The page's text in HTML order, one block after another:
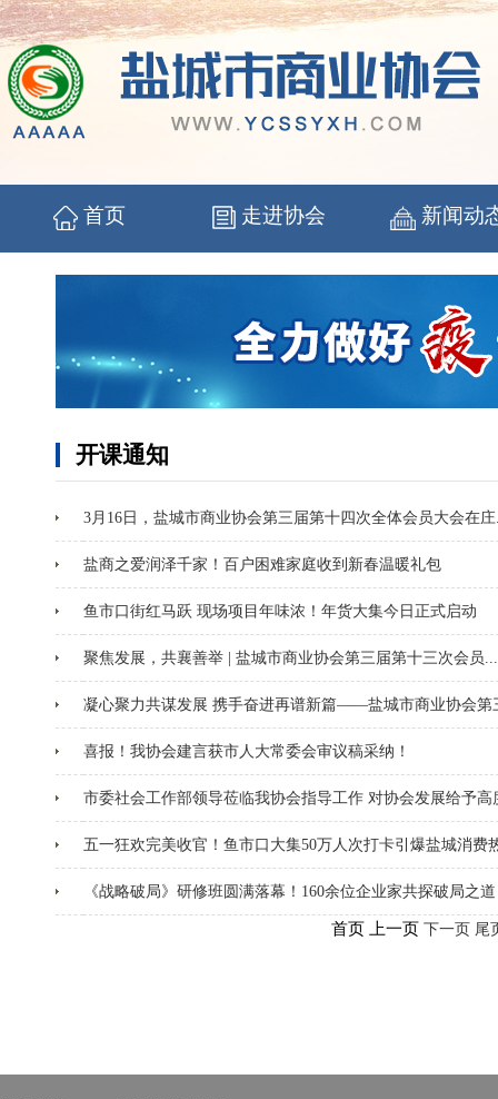
首页 走进协会 新闻动
开课通知
3月16日，盐城市商业协会第三届第十四次全体会员大会在
盐商之爱润泽千家！百户困难家庭收到新春温暖礼包
鱼市口街红马跃 现场项目年味浓！年货大集今日正式启动
聚焦发展，共襄善举 | 盐城市商业协会第三届第十三次会员...
凝心聚力共谋发展 携手奋进再谱新篇——盐城市商业协会第
喜报！我协会建言获市人大常委会审议稿采纳！
市委社会工作部领导莅临我协会指导工作 对协会发展给予高
五一狂欢完美收官！鱼市口大集50万人次打卡引爆盐城消费
《战略破局》研修班圆满落幕！160余位企业家共探破局之道
首页 上一页 下一页 尾